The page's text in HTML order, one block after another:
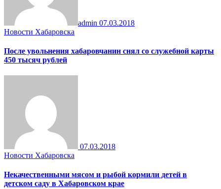
admin 07.03.2018
Новости Хабаровска
После увольнения хабаровчанин снял со служебной карты
450 тысяч рублей
07.03.2018
Новости Хабаровска
Некачественными мясом и рыбой кормили детей в
детском саду в Хабаровском крае